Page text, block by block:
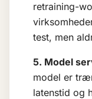
retraining-
test, men
5. Model
model er
latenstid og